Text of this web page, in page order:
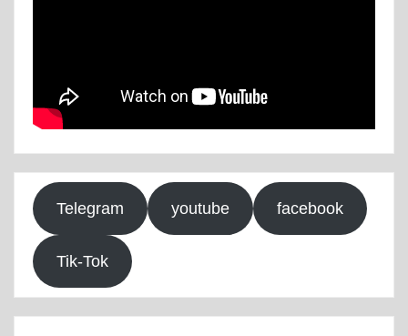
Telegram youtube facebook
Tik-Tok